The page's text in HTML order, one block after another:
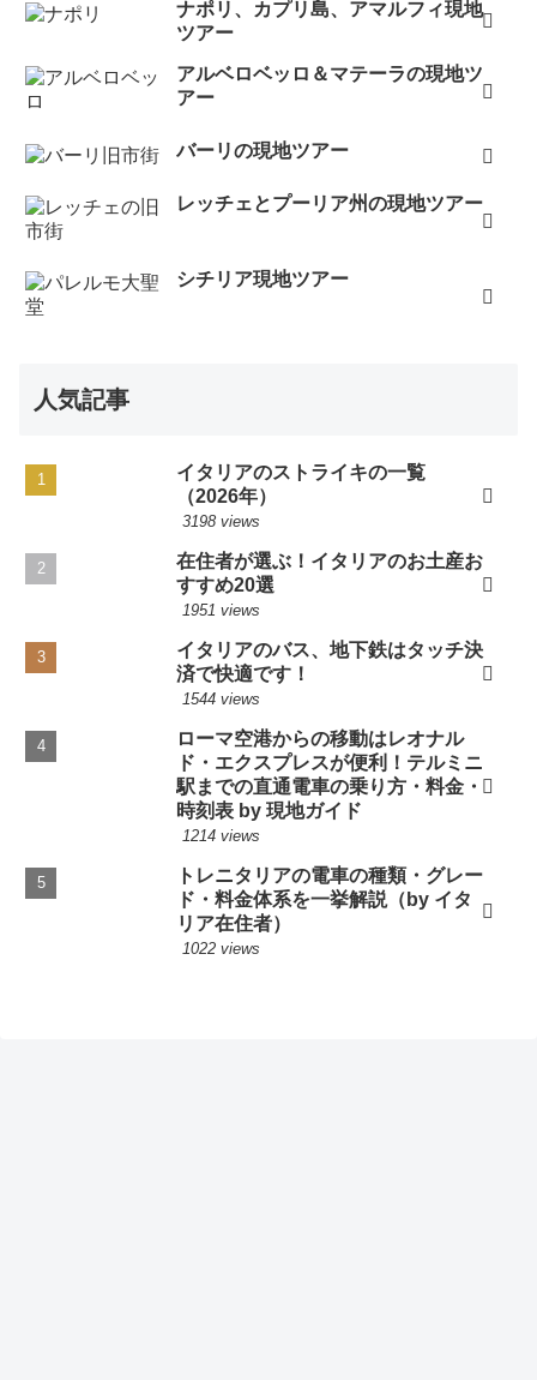
ナポリ、カプリ島、アマルフィ現地
ツアー
アルベロベッロ＆マテーラの現地ツ
アー
バーリの現地ツアー
レッチェとプーリア州の現地ツアー
シチリア現地ツアー
人気記事
イタリアのストライキの一覧
（2026年）
3198 views
在住者が選ぶ！イタリアのお土産お
すすめ20選
1951 views
イタリアのバス、地下鉄はタッチ決
済で快適です！
1544 views
ローマ空港からの移動はレオナル
ド・エクスプレスが便利！テルミニ
駅までの直通電車の乗り方・料金・
時刻表 by 現地ガイド
1214 views
トレニタリアの電車の種類・グレー
ド・料金体系を一挙解説（by イタ
リア在住者）
1022 views